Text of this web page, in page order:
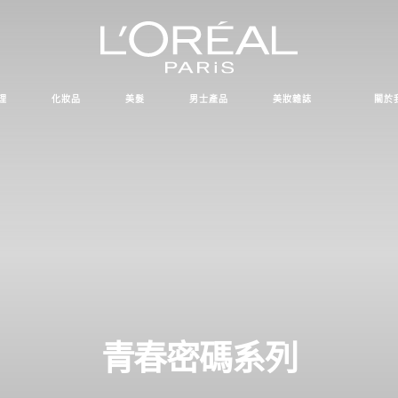
化妝品 美髮 男士產品 美妝雜誌 關於
青春密碼系列